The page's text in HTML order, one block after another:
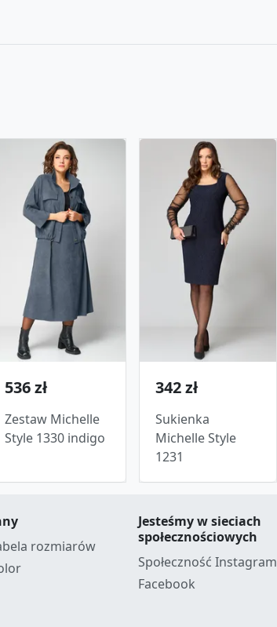
536 zł
Zestaw Michelle
Style 1330 indigo
342 zł
Sukienka
Michelle Style
1231
rozmiarów
Jesteśmy w sieciach
społecznościowych
Społeczność Instagram
Facebook